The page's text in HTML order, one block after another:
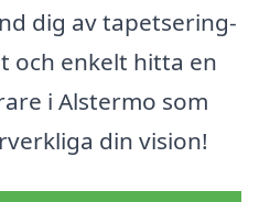
dig av tapetsering-
och enkelt hitta en
i Alstermo som
din vision!